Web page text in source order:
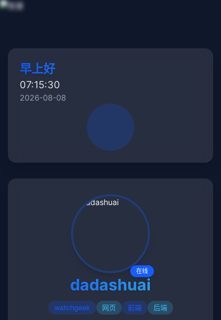
早上好
07:15:30
2026-08-08
在线
dadashuai
watchgeek 网页 前端 后端